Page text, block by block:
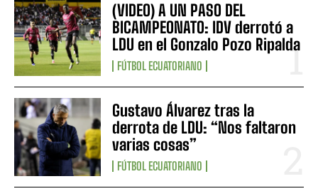
(VIDEO) A UN PASO DEL
BICAMPEONATO: IDV derrotó a
LDU en el Gonzalo Pozo Ripalda
FÚTBOL ECUATORIANO
Gustavo Álvarez tras la
derrota de LDU: “Nos faltaron
varias cosas”
FÚTBOL ECUATORIANO